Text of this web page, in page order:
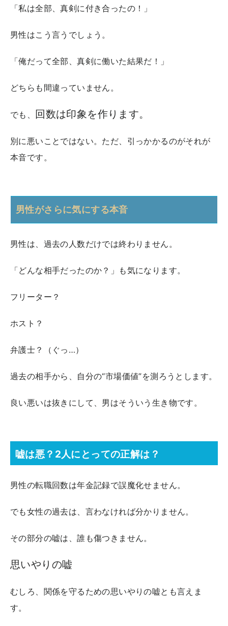
「私は全部、真剣に付き合ったの！」
男性はこう言うでしょう。
「俺だって全部、真剣に働いた結果だ！」
どちらも間違っていません。
でも、 回数は印象を作ります。
別に悪いことではない。ただ、引っかかるのがそれが
本音です。
男性がさらに気にする本音
男性は、過去の人数だけでは終わりません。
「どんな相手だったのか？」も気になります。
フリーター？
ホスト？
弁護士？（ぐっ…）
過去の相手から、自分の“市場価値”を測ろうとします。
良い悪いは抜きにして、男はそういう生き物です。
嘘は悪？2人にとっての正解は？
男性の転職回数は年金記録で誤魔化せません。
でも女性の過去は、言わなければ分かりません。
その部分の嘘は、誰も傷つきません。
思いやりの嘘
むしろ、関係を守るための思いやりの嘘とも言えま
す。